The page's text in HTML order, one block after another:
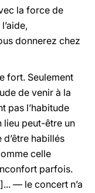
la force de
donnerez chez
fort. Seulement
de venir à la
pas l’habitude
lieu peut-être un
d’être habillés
celle
parfois.
— le concert n’a